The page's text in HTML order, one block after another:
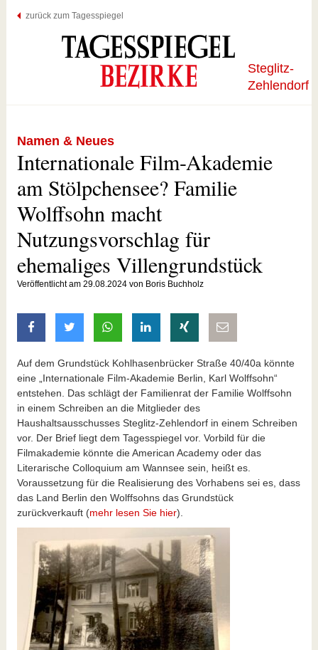
zurück zum Tagesspiegel
Steglitz-
Zehlendorf
Namen & Neues
Internationale Film-Akademie
am Stölpchensee? Familie
Wolffsohn macht
Nutzungsvorschlag für
ehemaliges Villengrundstück
Veröffentlicht am 29.08.2024 von Boris Buchholz
auf Facebook teilen
auf Twitter teilenmit Whatsapp teilen
auf LinkedIn teilen
auf Xing teilen
Auf dem Grundstück Kohlhasenbrücker Straße 40/40a könnte
eine „Internationale Film-Akademie Berlin, Karl Wolffsohn“
entstehen. Das schlägt der Familienrat der Familie Wolffsohn
in einem Schreiben an die Mitglieder des
Haushaltsausschusses Steglitz-Zehlendorf in einem Schreiben
vor. Der Brief liegt dem Tagesspiegel vor. Vorbild für die
Filmakademie könnte die American Academy oder das
Literarische Colloquium am Wannsee sein, heißt es.
Voraussetzung für die Realisierung des Vorhabens sei es, dass
das Land Berlin den Wolffsohns das Grundstück
zurückverkauft (mehr lesen Sie hier).